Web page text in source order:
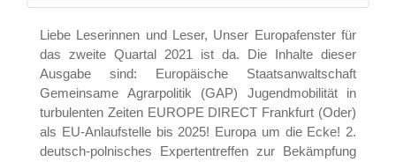
Liebe Leserinnen und Leser, Unser Europafenster für
das zweite Quartal 2021 ist da. Die Inhalte dieser
Ausgabe sind: Europäische Staatsanwaltschaft
Gemeinsame Agrarpolitik (GAP) Jugendmobilität in
turbulenten Zeiten EUROPE DIRECT Frankfurt (Oder)
als EU-Anlaufstelle bis 2025! Europa um die Ecke! 2.
deutsch-polnisches Expertentreffen zur Bekämpfung